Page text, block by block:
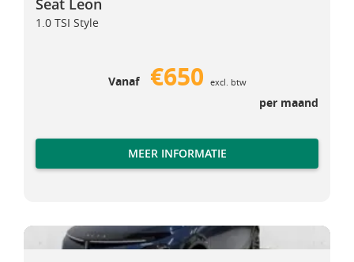
Seat Leon
1.0 TSI Style
Vanaf €650 excl. btw
per maand
MEER INFORMATIE
Lancia Ypsilon
Lancia Ypsilon